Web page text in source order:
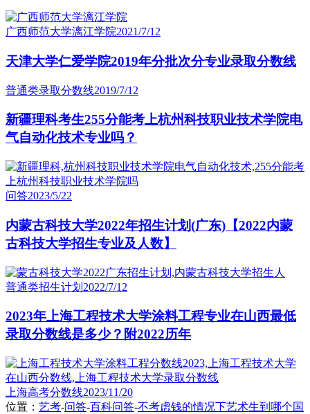
广西师范大学漓江学院2021/7/12
天津大学仁爱学院2019年分批次分专业录取分数线
普通类录取分数线2019/7/12
新疆理科考生255分能考上杭州科技职业技术学院电
气自动化技术专业吗？
问答2023/5/22
内蒙古科技大学2022年招生计划(广东)【2022内蒙
古科技大学招生专业及人数】
普通类招生计划 2022/7/12
2023年上海工程技术大学涂料工程专业在山西最低
录取分数线是多少？附2022历年
上海高考分数线2023/11/20
位置： 艺考-问答-百科问答-不考虑钱的情况下艺术生到哪个国